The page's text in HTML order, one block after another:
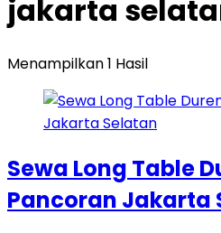
jakarta
Menampilkan 1 Hasil
Sewa Long Table
Pancoran Jakarta